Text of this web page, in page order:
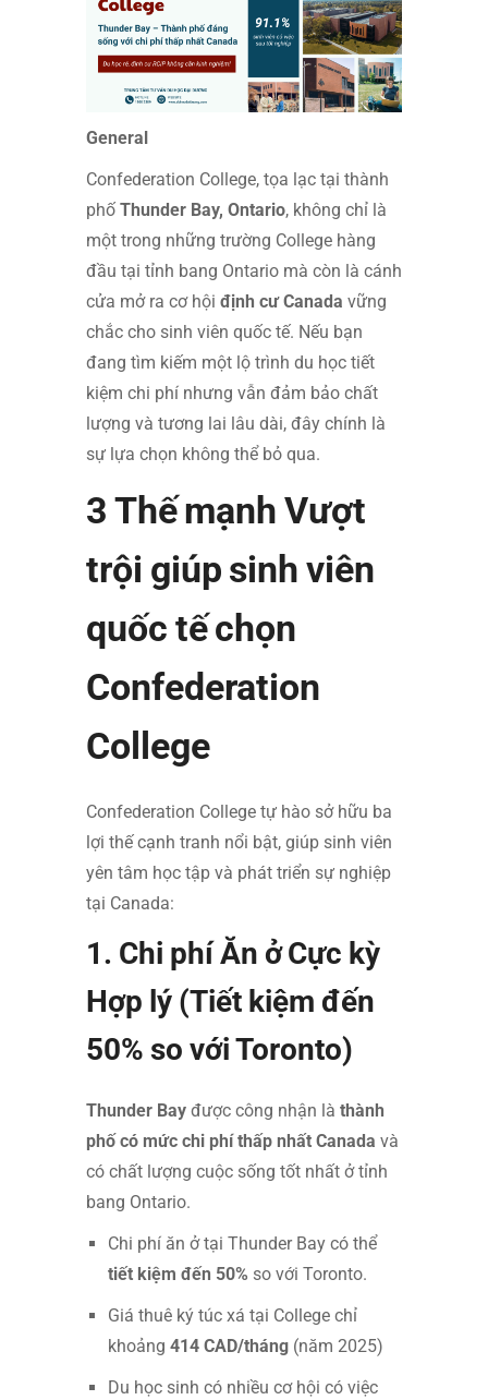
General
Confederation College, tọa lạc tại thành
phố Thunder Bay, Ontario, không chỉ là
một trong những trường College hàng
đầu tại tỉnh bang Ontario mà còn là cánh
cửa mở ra cơ hội định cư Canada vững
chắc cho sinh viên quốc tế. Nếu bạn
đang tìm kiếm một lộ trình du học tiết
kiệm chi phí nhưng vẫn đảm bảo chất
lượng và tương lai lâu dài, đây chính là
sự lựa chọn không thể bỏ qua.
3 Thế mạnh Vượt
trội giúp sinh viên
quốc tế chọn
Confederation
College
Confederation College tự hào sở hữu ba
lợi thế cạnh tranh nổi bật, giúp sinh viên
yên tâm học tập và phát triển sự nghiệp
tại Canada:
1. Chi phí Ăn ở Cực kỳ
Hợp lý (Tiết kiệm đến
50% so với Toronto)
Thunder Bay được công nhận là thành
phố có mức chi phí thấp nhất Canada và
có chất lượng cuộc sống tốt nhất ở tỉnh
bang Ontario.
Chi phí ăn ở tại Thunder Bay có thể
tiết kiệm đến 50% so với Toronto.
Giá thuê ký túc xá tại College chỉ
khoảng 414 CAD/tháng (năm 2025)
Du học sinh có nhiều cơ hội có việc